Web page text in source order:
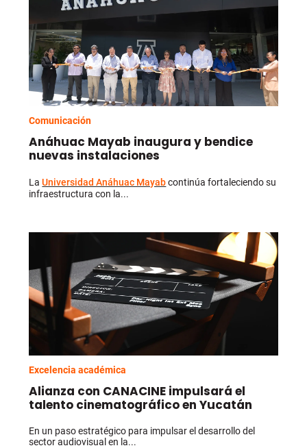
Comunicación
Anáhuac Mayab inaugura y bendice
nuevas instalaciones
LaUniversidad Anáhuac Mayabcontinúa fortaleciendo su
infraestructura con la...
Excelencia académica
Alianza con CANACINE impulsará el
talento cinematográfico en Yucatán
En un paso estratégico para impulsar el desarrollo del
sector audiovisual en la...